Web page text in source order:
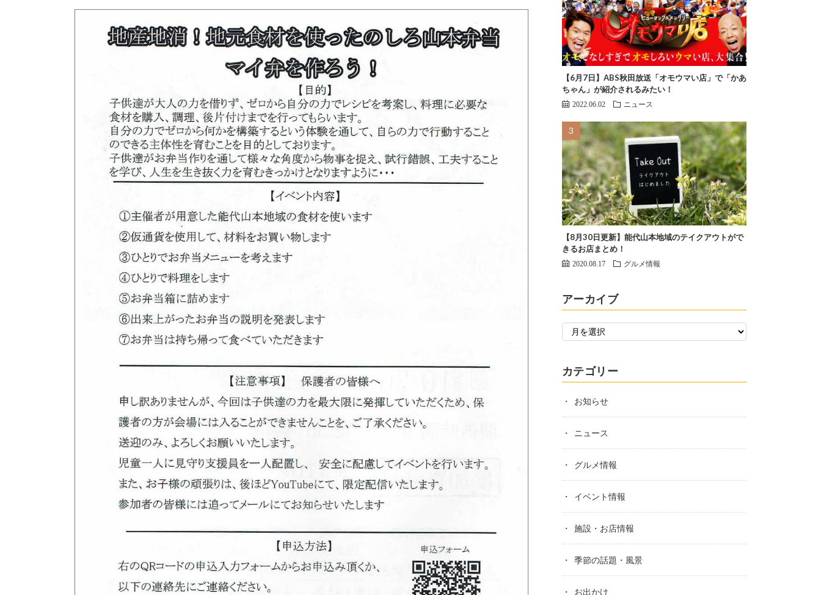
【6月7日】ABS秋田放送「オモウマい店」で「かあ
ちゃん」が紹介されるみたい！
2022.06.02 ニュース
【8月30日更新】能代山本地域のテイクアウトがで
きるお店まとめ！
2020.08.17 グルメ情報
アーカイブ
カテゴリー
お知らせ
ニュース
グルメ情報
イベント情報
施設・お店情報
季節の話題・風景
お出かけ